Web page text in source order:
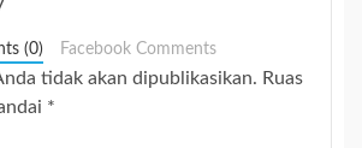
(0) Facebook Comments
tidak akan dipublikasikan. Ruas
*